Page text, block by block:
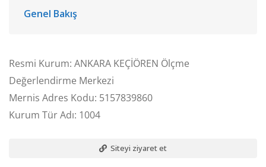
Genel Bakış
Resmi Kurum: ANKARA KEÇİÖREN Ölçme
Değerlendirme Merkezi
Mernis Adres Kodu: 5157839860
Kurum Tür Adı: 1004
Siteyi ziyaret et